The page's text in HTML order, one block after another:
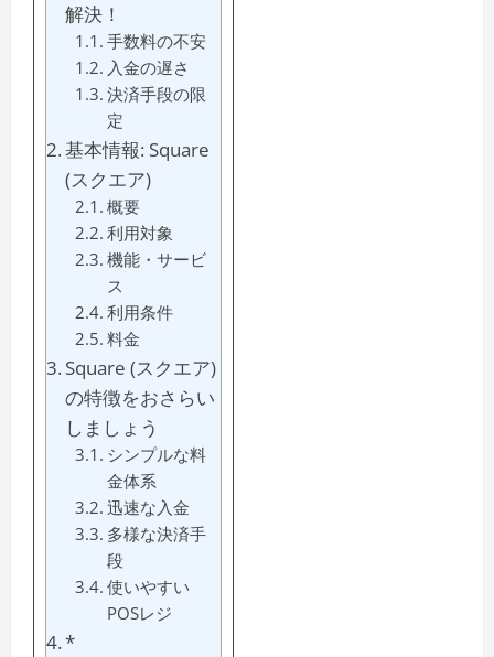
解決！
手数料の不安
入金の遅さ
決済手段の限
定
基本情報: Square
(スクエア)
概要
利用対象
機能・サービ
ス
利用条件
料金
Square (スクエア)
の特徴をおさらい
しましょう
シンプルな料
金体系
迅速な入金
多様な決済手
段
使いやすい
POSレジ
*